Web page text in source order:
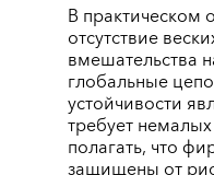
В практическом
отсутствие
вмешательства
глобальные
устойчивости
требует
полагать, что